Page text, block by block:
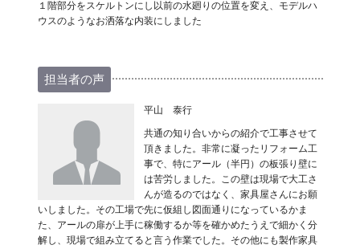
１階部分をスケルトンにし以前の水廻りの位置を変え、モデルハ
ウスのようなお洒落な内装にしました
担当者の声
平山 泰行
共通の知り合いからの紹介で工事させて
頂きました。非常に凝ったリフォーム工
事で、特にアール（半円）の板張り壁に
は苦労しました。この壁は現場で大工さ
んが造るのではなく、家具屋さんにお願
いしました。その工場で先に仮組し図面通りになっているかま
た、アールの扉が上手に稼働するか等を確かめたうえで細かく分
解し、現場で組み立てると言う作業でした。その他にも製作家具